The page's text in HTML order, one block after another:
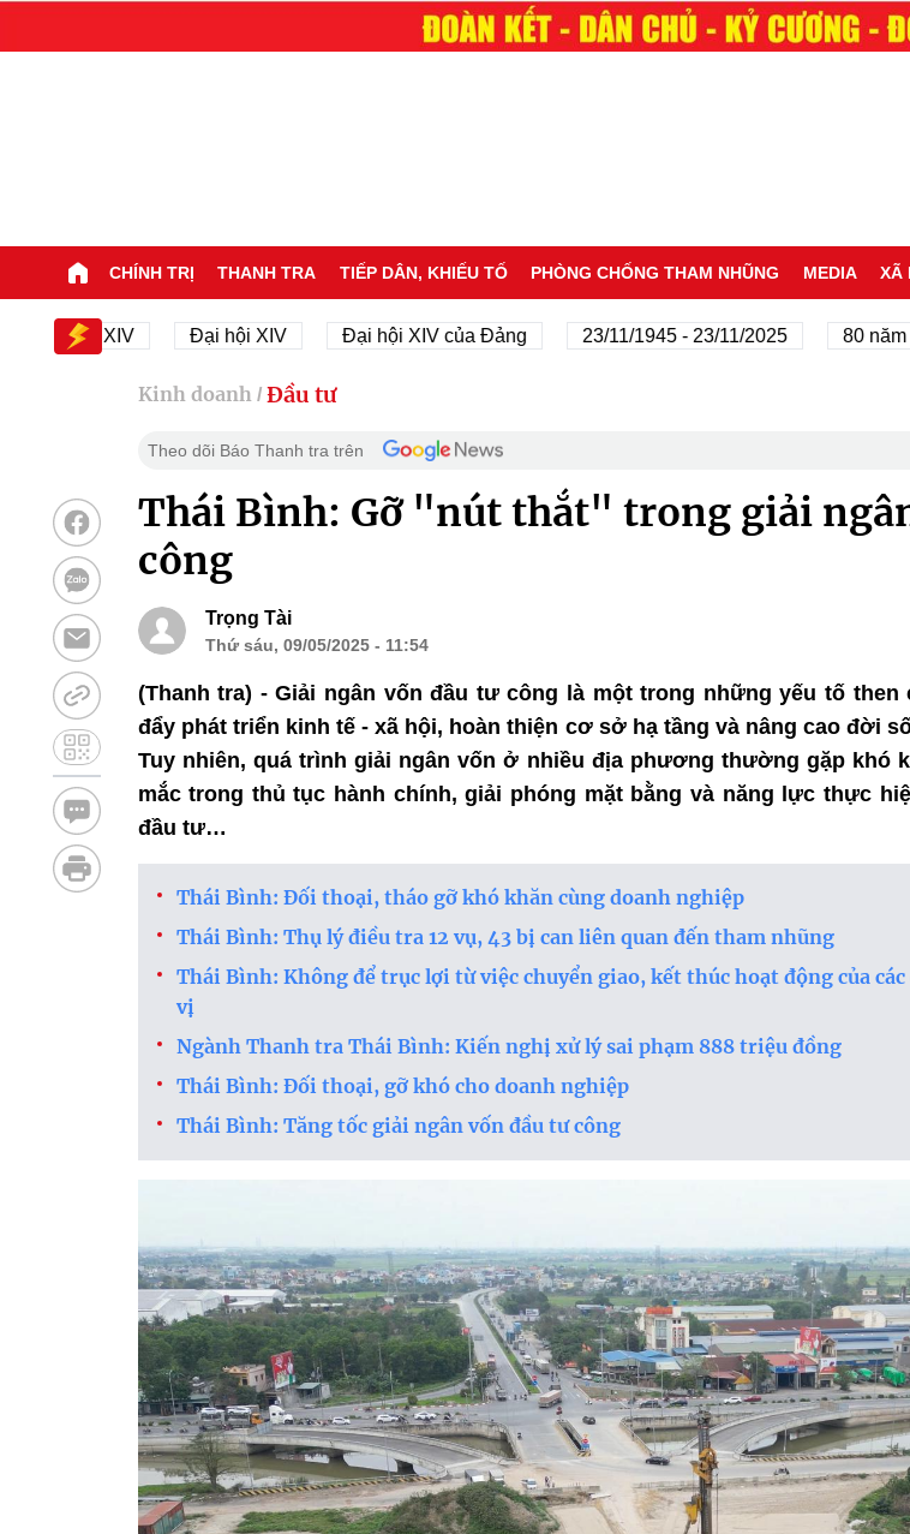
CHÍNH TRỊ THANH TRA TIẾP DÂN, KHIẾU TỐ PHÒNG CHỐNG THAM NHŨNG MEDIA XÃ
hội XIV Đại hội XIV Đại hội XIV của Đảng 23/11/1945 - 23/11/2025 80 năm
Kinh doanh / Đầu tư
Theo dõi Báo Thanh tra trên
Thái Bình: Gỡ "nút thắt" trong giải
công
Trọng Tài
Thứ sáu, 09/05/2025 - 11:54
(Thanh tra) - Giải ngân vốn đầu tư công là một trong những yếu tố then
đẩy phát triển kinh tế - xã hội, hoàn thiện cơ sở hạ tầng và nâng cao đời
Tuy nhiên, quá trình giải ngân vốn ở nhiều địa phương thường gặp khó
mắc trong thủ tục hành chính, giải phóng mặt bằng và năng lực thực
đầu tư…
Thái Bình: Đối thoại, tháo gỡ khó khăn cùng doanh nghiệp
Thái Bình: Thụ lý điều tra 12 vụ, 43 bị can liên quan đến tham nhũng
Thái Bình: Không để trục lợi từ việc chuyển giao, kết thúc hoạt động của các
vị
Ngành Thanh tra Thái Bình: Kiến nghị xử lý sai phạm 888 triệu đồng
Thái Bình: Đối thoại, gỡ khó cho doanh nghiệp
Thái Bình: Tăng tốc giải ngân vốn đầu tư công